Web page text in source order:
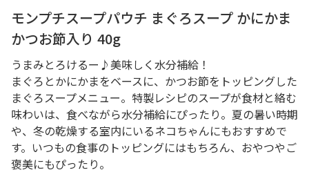
モンプチスープパウチ まぐろスープ かにかま
かつお節入り 40g
うまみとろけるー♪美味しく水分補給！
まぐろとかにかまをベースに、かつお節をトッピングした
まぐろスープメニュー。特製レシピのスープが食材と絡む
味わいは、食べながら水分補給にぴったり。夏の暑い時期
や、冬の乾燥する室内にいるネコちゃんにもおすすめで
す。いつもの食事のトッピングにはもちろん、おやつやご
褒美にもぴったり。